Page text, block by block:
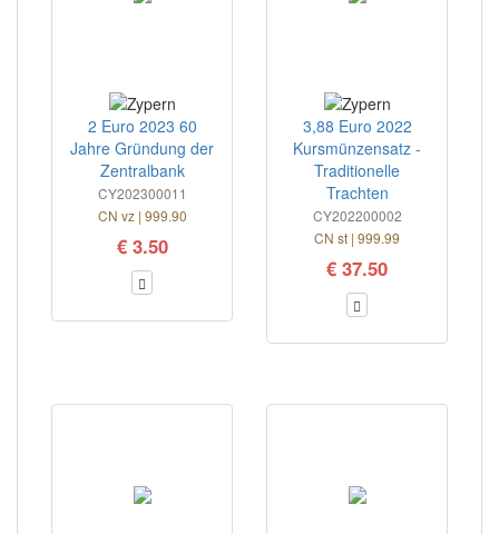
2 Euro 2023 60
Jahre Gründung der
Zentralbank
CY202300011
CN vz | 999.90
€ 3.50
3,88 Euro 2022
Kursmünzensatz -
Traditionelle
Trachten
CY202200002
CN st | 999.99
€ 37.50